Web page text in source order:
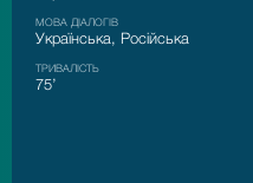
МОВА ДІАЛОГІВ
Українська, Російська
ТРИВАЛІСТЬ
75’